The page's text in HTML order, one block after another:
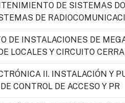
DE SISTEMAS
DE
DE INSTALACIONES DE
LOCALES Y CIRCUITO
II. INSTALACIÓN Y
CONTROL DE ACCESO Y PR